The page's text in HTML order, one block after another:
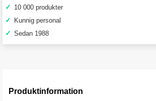
✓ 10 000 produkter
✓ Kunnig personal
✓ Sedan 1988
Produktinformation